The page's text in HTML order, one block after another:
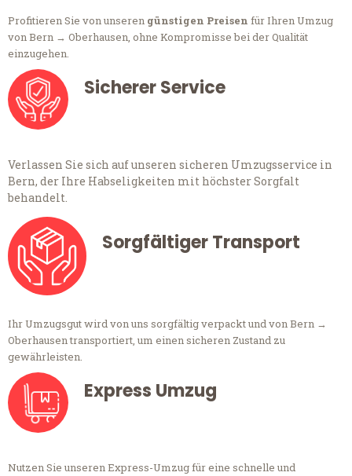
Profitieren Sie von unseren günstigen Preisen für Ihren Umzug
von Bern → Oberhausen, ohne Kompromisse bei der Qualität
einzugehen.
Sicherer Service
Verlassen Sie sich auf unseren sicheren Umzugsservice in
Bern, der Ihre Habseligkeiten mit höchster Sorgfalt
behandelt.
Sorgfältiger Transport
Ihr Umzugsgut wird von uns sorgfältig verpackt und von Bern →
Oberhausen transportiert, um einen sicheren Zustand zu
gewährleisten.
Express Umzug
Nutzen Sie unseren Express-Umzug für eine schnelle und